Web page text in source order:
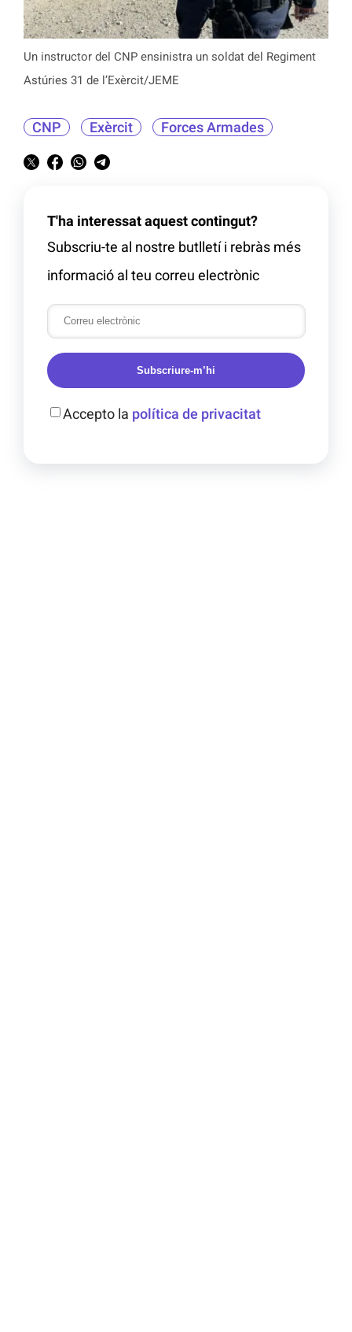
Un instructor del CNP ensinistra un soldat del Regiment
Astúries 31 de l’Exèrcit/JEME
CNP Exèrcit Forces Armades
T'ha interessat aquest contingut?
Subscriu-te al nostre butlletí i rebràs més
informació al teu correu electrònic
Subscriure-m’hi
Accepto la política de privacitat